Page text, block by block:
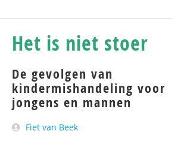
Het is niet stoer
De gevolgen van
kindermishandeling voor
jongens en mannen
Fiet van Beek